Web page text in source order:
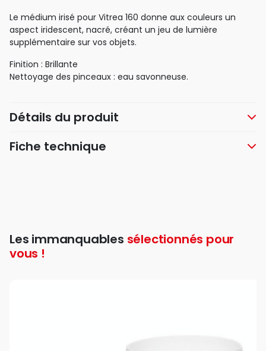
Le médium irisé pour Vitrea 160 donne aux couleurs un
aspect iridescent, nacré, créant un jeu de lumière
supplémentaire sur vos objets.
Finition : Brillante
Nettoyage des pinceaux : eau savonneuse.
Détails du produit
Fiche technique
Les immanquables sélectionnés pour
vous !